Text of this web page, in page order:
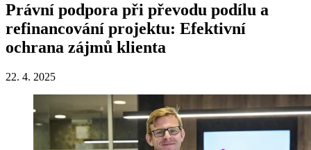
Právní podpora při převodu podílu a
refinancování projektu: Efektivní
ochrana zájmů klienta
22. 4. 2025